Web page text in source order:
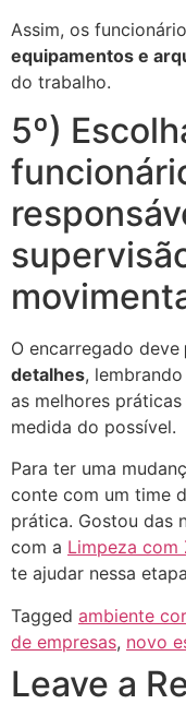
Assim, os
equipamentos e
do trabalho.
5º)
O encarregado deve
detalhes,
as melhores
medida do possível.
Para ter uma
conte com um time
prática. Gostou das
com a Limpeza com
te ajudar nessa
Tagged ambiente
de empresas, novo
Leave a